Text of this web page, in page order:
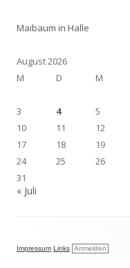
Maibaum in Halle
August 2026
M
D M
3
4 5
10
11 12
17
18 19
24
25 26
31
« Juli
Impressum Links Anmelden